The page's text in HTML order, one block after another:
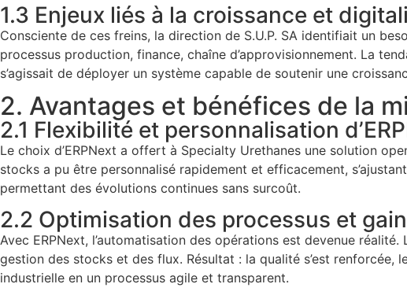
1.3 Enjeux liés à la croissance et
Consciente de ces freins, la direction de S.U.P. SA identifiait un
processus production, finance, chaîne d’approvisionnement. La
s’agissait de déployer un système capable de soutenir une
2. Avantages et bénéfices de la
2.1 Flexibilité et personnalisation
Le choix d’ERPNext a offert à Specialty Urethanes une solution
stocks a pu être personnalisé rapidement et efficacement,
permettant des évolutions continues sans surcoût.
2.2 Optimisation des processus et
Avec ERPNext, l’automatisation des opérations est devenue
gestion des stocks et des flux. Résultat : la qualité s’est
industrielle en un processus agile et transparent.